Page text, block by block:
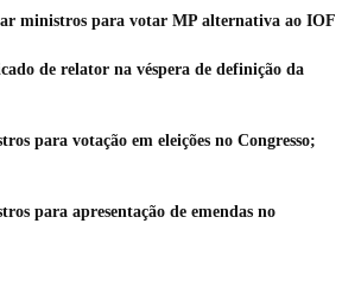
ministros para votar MP alternativa ao IOF
de relator na véspera de definição da
para votação em eleições no Congresso;
para apresentação de emendas no